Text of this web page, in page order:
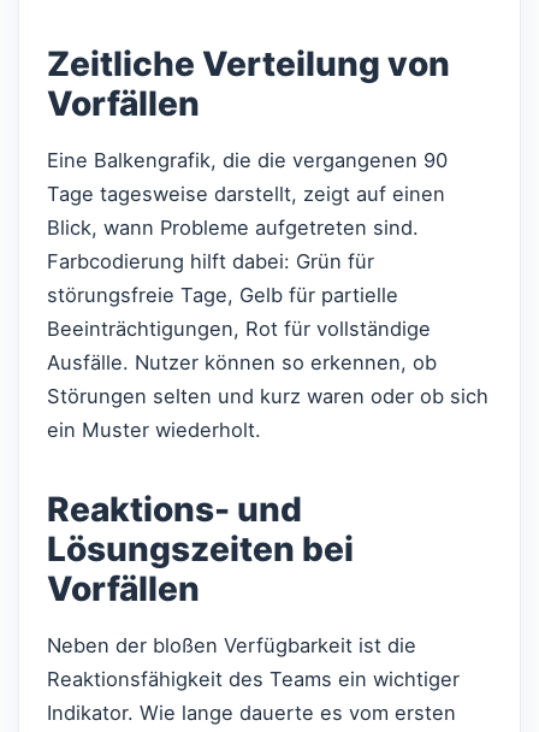
Zeitliche Verteilung von
Vorfällen
Eine Balkengrafik, die die vergangenen 90
Tage tagesweise darstellt, zeigt auf einen
Blick, wann Probleme aufgetreten sind.
Farbcodierung hilft dabei: Grün für
störungsfreie Tage, Gelb für partielle
Beeinträchtigungen, Rot für vollständige
Ausfälle. Nutzer können so erkennen, ob
Störungen selten und kurz waren oder ob sich
ein Muster wiederholt.
Reaktions- und
Lösungszeiten bei
Vorfällen
Neben der bloßen Verfügbarkeit ist die
Reaktionsfähigkeit des Teams ein wichtiger
Indikator. Wie lange dauerte es vom ersten